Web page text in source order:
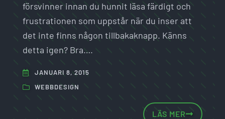
försvinner innan du hunnit läsa färdigt och
frustrationen som uppstår när du inser att
det inte finns någon tillbakaknapp. Känns
detta igen? Bra….
JANUARI 8, 2015
WEBBDESIGN
LÄS MER